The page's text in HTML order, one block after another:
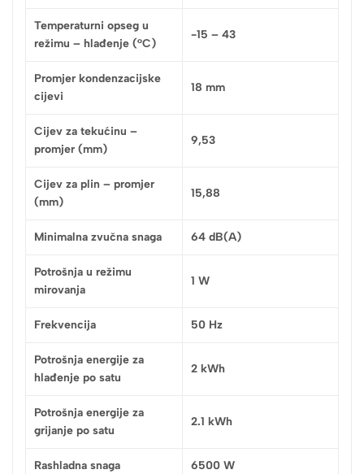
Temperaturni opseg u
režimu – hlađenje (°C)
-15 – 43
Promjer kondenzacijske
cijevi
18 mm
Cijev za tekućinu –
promjer (mm)
9,53
Cijev za plin – promjer
(mm)
15,88
Minimalna zvučna snaga 64 dB(A)
Potrošnja u režimu
mirovanja
1 W
Frekvencija 50 Hz
Potrošnja energije za
hlađenje po satu
2 kWh
Potrošnja energije za
grijanje po satu
2.1 kWh
Rashladna snaga 6500 W